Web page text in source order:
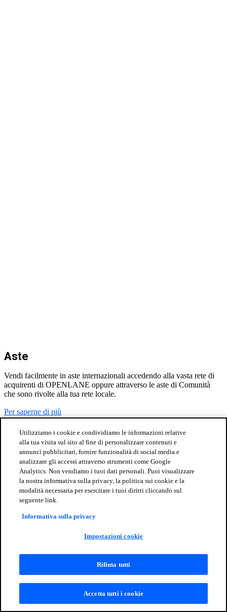
Aste
Vendi facilmente in aste internazionali accedendo alla vasta rete di
acquirenti di OPENLANE oppure attraverso le aste di Comunità
che sono rivolte alla tua rete locale.
Per saperne di più
Utilizziamo i cookie e condividiamo le informazioni relative
alla tua visita sul sito al fine di personalizzare contenuti e
annunci pubblicitari, fornire funzionalità di social media e
analizzare gli accessi attraverso strumenti come Google
Analytics. Non vendiamo i tuoi dati personali. Puoi visualizzare
la nostra informativa sulla privacy, la politica sui cookie e la
modalità necessaria per esercitare i tuoi diritti cliccando sul
seguente link.
Informativa sulla privacy
Impostazioni cookie
Rifiuta tutti
Accetta tutti i cookie